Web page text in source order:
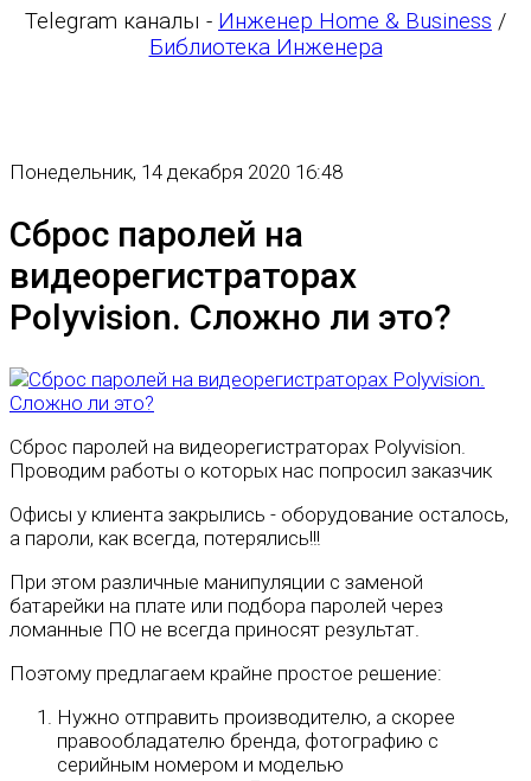
Telegram каналы - Инженер Home & Business /
Библиотека Инженера
Понедельник, 14 декабря 2020 16:48
Сброс паролей на
видеорегистраторах
Polyvision. Сложно ли это?
Сброс паролей на видеорегистраторах Polyvision.
Проводим работы о которых нас попросил заказчик
Офисы у клиента закрылись - оборудование осталось,
а пароли, как всегда, потерялись!!!
При этом различные манипуляции с заменой
батарейки на плате или подбора паролей через
ломанные ПО не всегда приносят результат.
Поэтому предлагаем крайне простое решение:
Нужно отправить производителю, а скорее
правообладателю бренда, фотографию с
серийным номером и моделью